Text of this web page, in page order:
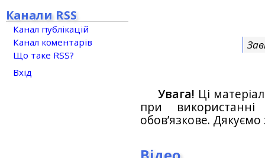
Увага! Ці
при
обов’язкове.
Канали RSS
Канал публікацій
Канал коментарів
Що таке RSS?
Вхід